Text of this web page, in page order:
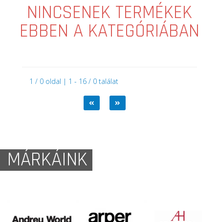
NINCSENEK TERMÉKEK
EBBEN A KATEGÓRIÁBAN
1 / 0 oldal | 1 - 16 / 0 találat
MÁRKÁINK